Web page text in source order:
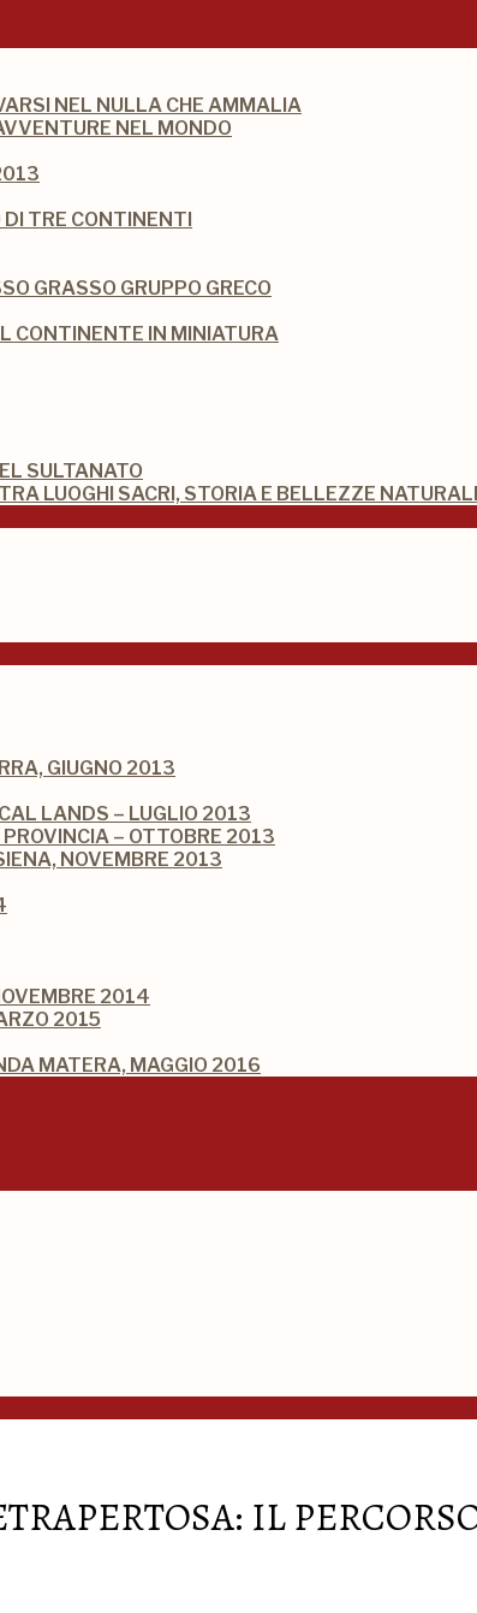
NEL NULLA CHE AMMALIA
NEL MONDO
DI TRE CONTINENTI
GRASSO GRUPPO GRECO
CONTINENTE IN MINIATURA
SULTANATO
LUOGHI SACRI, STORIA E BELLEZZE NATURALI
GIUGNO 2013
LANDS – LUGLIO 2013
– OTTOBRE 2013
NOVEMBRE 2013
2014
2015
MATERA, MAGGIO 2016
IL